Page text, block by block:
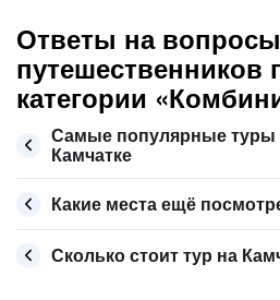
Ответы на
путешественников
категории
Самые популярные туры
Камчатке
Какие места ещё
Сколько стоит тур на